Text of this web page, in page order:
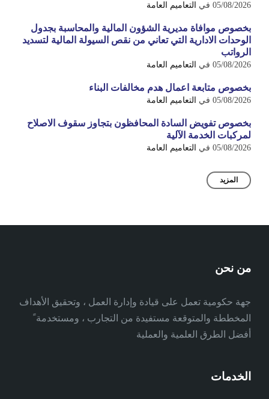
05/08/2026 في التعاميم العامة
بخصوص موافاة مديرية الشؤون المالية والمحاسبة بجدول
الوحدات الادارية التي تعاني من نقص السيولة المالية لتسديد
الرواتب
05/08/2026 في التعاميم العامة
بخصوص متابعة اعمال هدم مخالفات البناء
05/08/2026 في التعاميم العامة
بخصوص تفويض السادة المحافظون بتجاوز سقوف الاصلاح
لمركبات الخدمة الآلية
05/08/2026 في التعاميم العامة
المزيد
من نحن
جهة حكومية تعمل على قيادة وإدارة العمل ، وتحقيق الأهداف
المخططة والمتوقعة مستفيدة من التجارب ، ومستخدمة ً
أفضل الطرق العلمية والعملية
الخدمات